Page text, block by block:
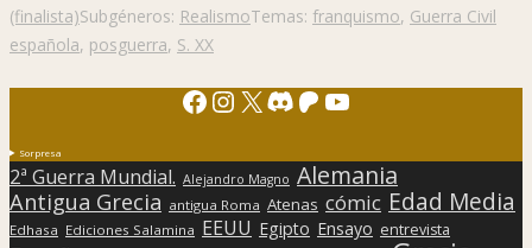
(finalista)Subgéneros: RealismoTemas: franquismo, Guerra Civil
española, posguerra, S. XX
Facebook
Instagram
X Discord
Patreon
YouTube
Sorpresa
2ª Guerra Mundial. Alejandro Magno Alemania
Antigua Grecia antigua Roma Atenas cómic Edad Media
Edhasa Ediciones Salamina EEUU Egipto Ensayo entrevista